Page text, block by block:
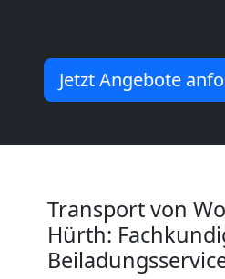
Jetzt Angebote
Transport von
Hürth:
Beiladung
National
Beiladung
International